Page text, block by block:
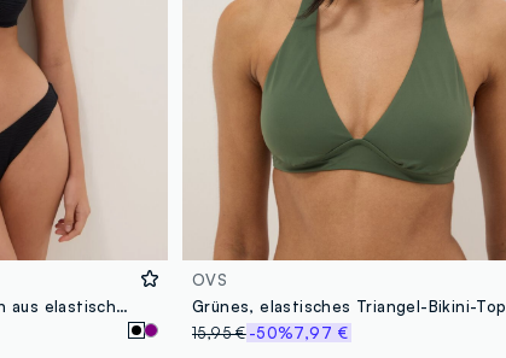
Schwarzes Bikini-Höschen aus elastischem Material
OVS
Grünes, elastisches Triangel-Bikini-Top
15,95 €-50%7,97 €